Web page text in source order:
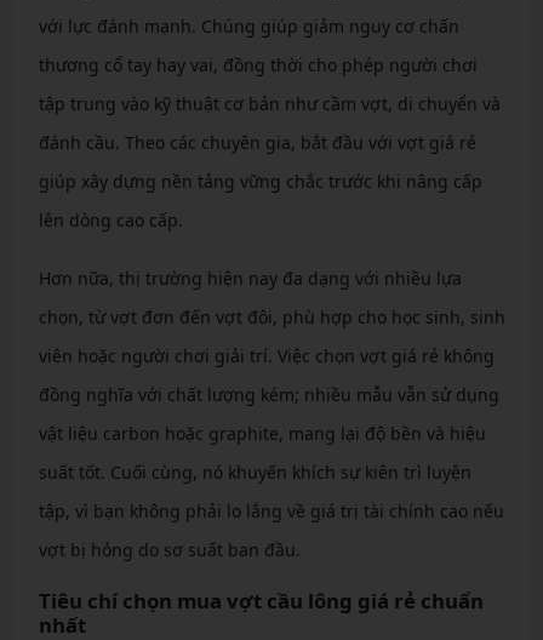
với lực đánh mạnh. Chúng giúp giảm nguy cơ chấn
thương cổ tay hay vai, đồng thời cho phép người chơi
tập trung vào kỹ thuật cơ bản như cầm vợt, di chuyển và
đánh cầu. Theo các chuyên gia, bắt đầu với vợt giá rẻ
giúp xây dựng nền tảng vững chắc trước khi nâng cấp
lên dòng cao cấp.
Hơn nữa, thị trường hiện nay đa dạng với nhiều lựa
chọn, từ vợt đơn đến vợt đôi, phù hợp cho học sinh, sinh
viên hoặc người chơi giải trí. Việc chọn vợt giá rẻ không
đồng nghĩa với chất lượng kém; nhiều mẫu vẫn sử dụng
vật liệu carbon hoặc graphite, mang lại độ bền và hiệu
suất tốt. Cuối cùng, nó khuyến khích sự kiên trì luyện
tập, vì bạn không phải lo lắng về giá trị tài chính cao nếu
vợt bị hỏng do sơ suất ban đầu.
Tiêu chí chọn mua vợt cầu lông giá rẻ chuẩn
nhất